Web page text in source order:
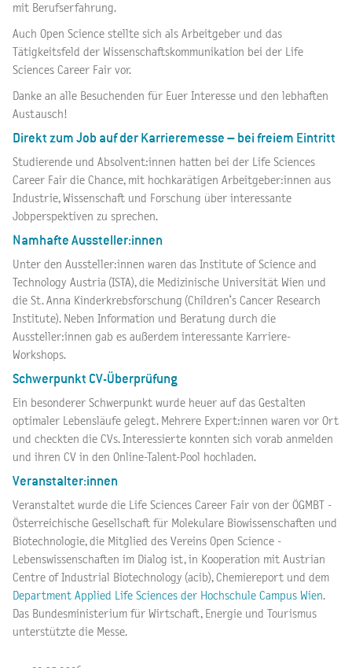
mit Berufserfahrung.
Auch Open Science stellte sich als Arbeitgeber und das
Tätigkeitsfeld der Wissenschaftskommunikation bei der Life
Sciences Career Fair vor.
Danke an alle Besuchenden für Euer Interesse und den lebhaften
Austausch!
Direkt zum Job auf der Karrieremesse – bei freiem Eintritt
Studierende und Absolvent:innen hatten bei der Life Sciences
Career Fair die Chance, mit hochkarätigen Arbeitgeber:innen aus
Industrie, Wissenschaft und Forschung über interessante
Jobperspektiven zu sprechen.
Namhafte Aussteller:innen
Unter den Aussteller:innen waren das Institute of Science and
Technology Austria (ISTA), die Medizinische Universität Wien und
die St. Anna Kinderkrebsforschung (Children‘s Cancer Research
Institute). Neben Information und Beratung durch die
Aussteller:innen gab es außerdem interessante Karriere-
Workshops.
Schwerpunkt CV-Überprüfung
Ein besonderer Schwerpunkt wurde heuer auf das Gestalten
optimaler Lebensläufe gelegt. Mehrere Expert:innen waren vor Ort
und checkten die CVs. Interessierte konnten sich vorab anmelden
und ihren CV in den Online-Talent-Pool hochladen.
Veranstalter:innen
Veranstaltet wurde die Life Sciences Career Fair von der ÖGMBT -
Österreichische Gesellschaft für Molekulare Biowissenschaften und
Biotechnologie, die Mitglied des Vereins Open Science -
Lebenswissenschaften im Dialog ist, in Kooperation mit Austrian
Centre of Industrial Biotechnology (acib), Chemiereport und dem
Department Applied Life Sciences der Hochschule Campus Wien.
Das Bundesministerium für Wirtschaft, Energie und Tourismus
unterstützte die Messe.